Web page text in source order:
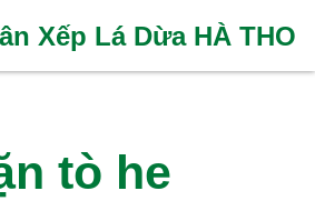
Xếp Lá Dừa HÀ THO
tò he